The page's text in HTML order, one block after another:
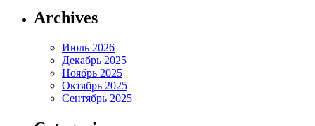
Archives
Июль 2026
Декабрь 2025
Ноябрь 2025
Октябрь 2025
Сентябрь 2025